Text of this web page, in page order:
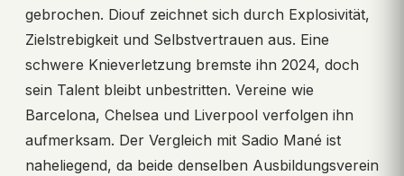
gebrochen. Diouf zeichnet sich durch Explosivität,
Zielstrebigkeit und Selbstvertrauen aus. Eine
schwere Knieverletzung bremste ihn 2024, doch
sein Talent bleibt unbestritten. Vereine wie
Barcelona, Chelsea und Liverpool verfolgen ihn
aufmerksam. Der Vergleich mit Sadio Mané ist
naheliegend, da beide denselben Ausbildungsverein